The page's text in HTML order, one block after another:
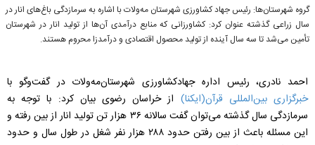
گروه شهرستان‌ها: رئیس جهاد کشاورزی شهرستان مه‌ولات با اشاره به سرما‌زدگی باغ‌های انار در
سال زراعی گذشته عنوان کرد: کشاورزانی که منابع درآمدی آن‌ها از تولید انار در شهرستان
تأمین می‌شد تا سه سال آینده از تولید محصول اقتصادی و درآمدزا محروم هستند.
احمد نادری، رئیس اداره جهادکشاورزی شهرستان‌مه‌ولات در گفت‌وگو با
خبرگزاری بین‌المللی قرآن(ایکنا) از خراسان رضوی بیان کرد: با توجه به
سرمازدگی سال گذشته می‌توان گفت سالانه ۳۶ هزار تن تولید انار از بین رفته و
این مسئله باعث از بین رفتن حدود ۲۸۸ هزار نفر شغل در طول سال و حدود